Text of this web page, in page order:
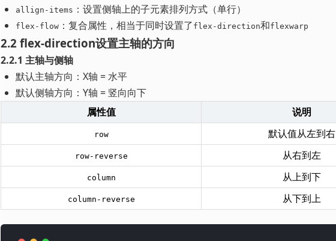
allign-items ：设置侧轴上的子元素排列方式（单行）
flex-flow ：复合属性，相当于同时设置了 flex-direction和flexwarp
2.2 flex-direction设置主轴的方向
2.2.1 主轴与侧轴
默认主轴方向：X轴 = 水平
默认侧轴方向：Y轴 = 竖向向下
属性值 说明
row 默认值从左到右
row-reverse 从右到左
column 从上到下
column-reverse 从下到上